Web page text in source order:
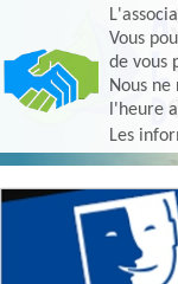
Vous
de vous
Nous
l'heure
Les